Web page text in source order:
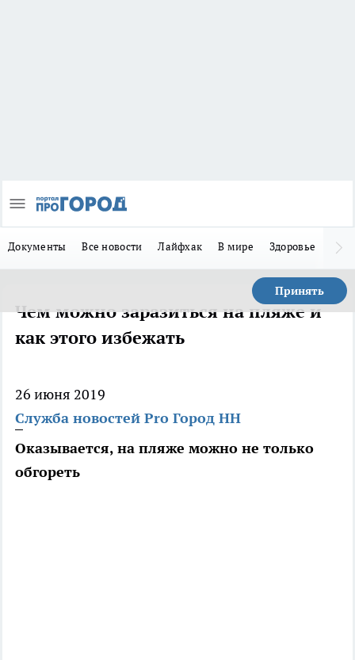
Документы Все новости Лайфхак В мире Здоровье
Принять
Чем можно заразиться на пляже и
как этого избежать
26 июня 2019
Служба новостей Pro Город НН
Оказывается, на пляже можно не только
обгореть